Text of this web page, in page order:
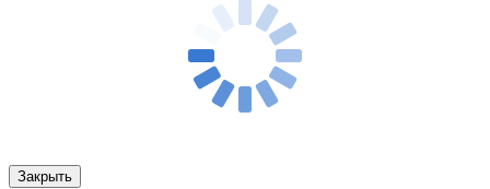
Закрыть